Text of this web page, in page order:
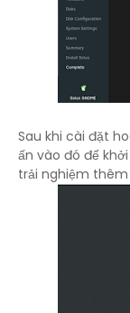
Sau khi cài đặt
ấn vào đó để
trải nghiệm